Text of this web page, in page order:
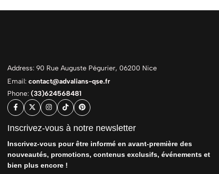
Address: 90 Rue Auguste Pégurier, 06200 Nice
Email: contact@advalians-qse.fr
Phone: (33)624568481
Inscrivez-vous à notre newsletter
Inscrivez-vous pour être informé en avant-première des
nouveautés, promotions, contenus exclusifs, événements et
bien plus encore !